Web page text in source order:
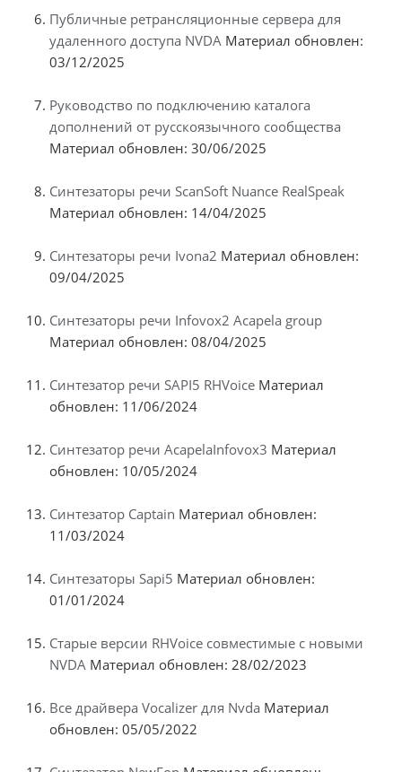
Публичные ретрансляционные сервера для
удаленного доступа NVDA Материал обновлен:
03/12/2025
Руководство по подключению каталога
дополнений от русскоязычного сообщества
Материал обновлен: 30/06/2025
Синтезаторы речи ScanSoft Nuance RealSpeak
Материал обновлен: 14/04/2025
Синтезаторы речи Ivona2 Материал обновлен:
09/04/2025
Синтезаторы речи Infovox2 Acapela group
Материал обновлен: 08/04/2025
Синтезатор речи SAPI5 RHVoice Материал
обновлен: 11/06/2024
Синтезатор речи AcapelaInfovox3 Материал
обновлен: 10/05/2024
Синтезатор Captain Материал обновлен:
11/03/2024
Синтезаторы Sapi5 Материал обновлен:
01/01/2024
Старые версии RHVoice совместимые с новыми
NVDA Материал обновлен: 28/02/2023
Все драйвера Vocalizer для Nvda Материал
обновлен: 05/05/2022